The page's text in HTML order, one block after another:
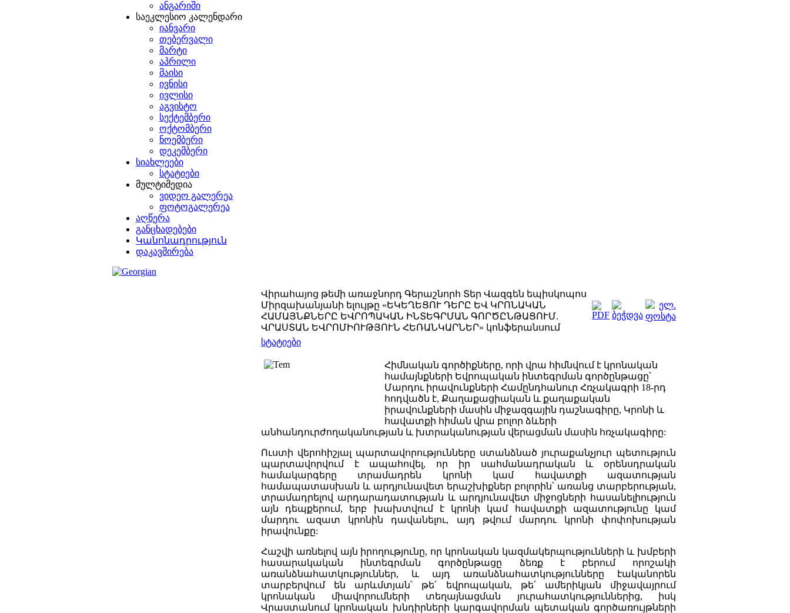
ანგარიში
საეკლესიო კალენდარი
იანვარი
თებერვალი
მარტი
აპრილი
მაისი
ივნისი
ივლისი
აგვისტო
სექტემბერი
ოქტომბერი
ნოემბერი
დეკემბერი
სიახლეები
სტატიები
მულტიმედია
ვიდეო გალერეა
ფოტოგალერეა
აღწერა
განცხადებები
Կանոնադրություն
დაკავშირება
Վիրահայոց թեմի առաջնորդ Գերաշնորհ Տեր Վազգեն եպիսկոպոս
Միրզախանյանի ելույթը «ԵԿԵՂԵՑՈՒ ԴԵՐԸ ԵՎ ԿՐՈՆԱԿԱՆ
ՀԱՄԱՅՆՔՆԵՐԸ ԵՎՐՈՊԱԿԱՆ ԻՆՏԵԳՐՄԱՆ ԳՈՐԾԸՆԹԱՑՈՒՄ.
ՎՐԱՍՏԱՆ ԵՎՐՈՄԻՈՒԹՅՈՒՆ ՀԵՌԱՆԿԱՐՆԵՐ» կոնֆերանսում
სტატიები
Հիմնական գործիքները, որի վրա հիմնվում է կրոնական
համայնքների Եվրոպական ինտեգրման գործընթացը՝
Մարդու իրավունքների Համընդհանուր Հռչակագրի 18-րդ
հոդվածն է, Քաղաքացիական և քաղաքական
իրավունքների մասին միջազգային դաշնագիրը, Կրոնի և
հավատքի հիման վրա բոլոր ձևերի
անհանդուրժողականության և խտրականության վերացման մասին հռչակագիրը:
Ուստի վերոհիշյալ պարտավորությունները ստանձնած յուրաքանչյուր պետություն
պարտավորվում է ապահովել, որ իր սահմանադրական և օրենսդրական
համակարգերը տրամադրեն կրոնի կամ հավատքի ազատության
համապատասխան և արդյունավետ երաշխիքներ բոլորին՝ առանց տարբերության,
տրամադրելով արդարադատության և արդյունավետ միջոցների հասանելիություն
այն դեպքերում, երբ խախտվում է կրոնի կամ հավատքի ազատությունը կամ
մարդու ազատ կրոնին դավանելու, այդ թվում մարդու կրոնի փոփոխության
իրավունքը:
Հաշվի առնելով այն իրողությունը, որ կրոնական կազմակերպությունների և խմբերի
հասարակական ինտեգրման գործընթացը ձեռք է բերում որոշակի
առանձնահատկություններ, և այդ առանձնահատկությունները էականորեն
տարբերվում են արևմտյան՝ թե՛ եվրոպական, թե՛ ամերիկյան միջավայրում
կրոնական միավորումների տեղայնացման յուրահատկություններից, իսկ
Վրաստանում կրոնական խնդիրների կարգավորման պետական գործառույթների